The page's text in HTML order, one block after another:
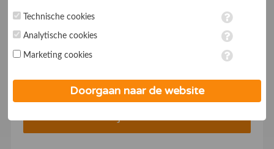
Service & supportdesk
* Met een abonnementsduur vanaf 1 jaar
marketing cookies worden persoonsgegevens verwerkt. Je geeft
toestemming voor deze verwerking wanneer je hieronder een
op ieder moment aanpassen in de
. Lees voor meer
Technische cookies
Analytische cookies
Marketing cookies
Doorgaan naar de website